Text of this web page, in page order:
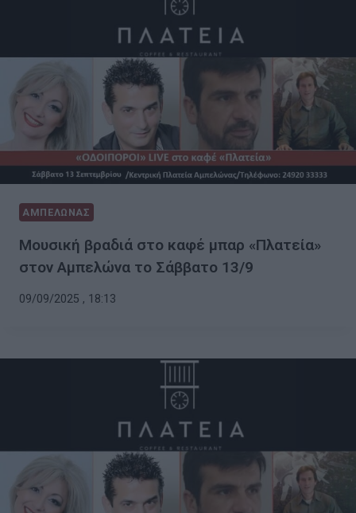
ΑΜΠΕΛΩΝΑΣ
Μουσική βραδιά στο καφέ μπαρ «Πλατεία»
στον Αμπελώνα το Σάββατο 13/9
09/09/2025 , 18:13